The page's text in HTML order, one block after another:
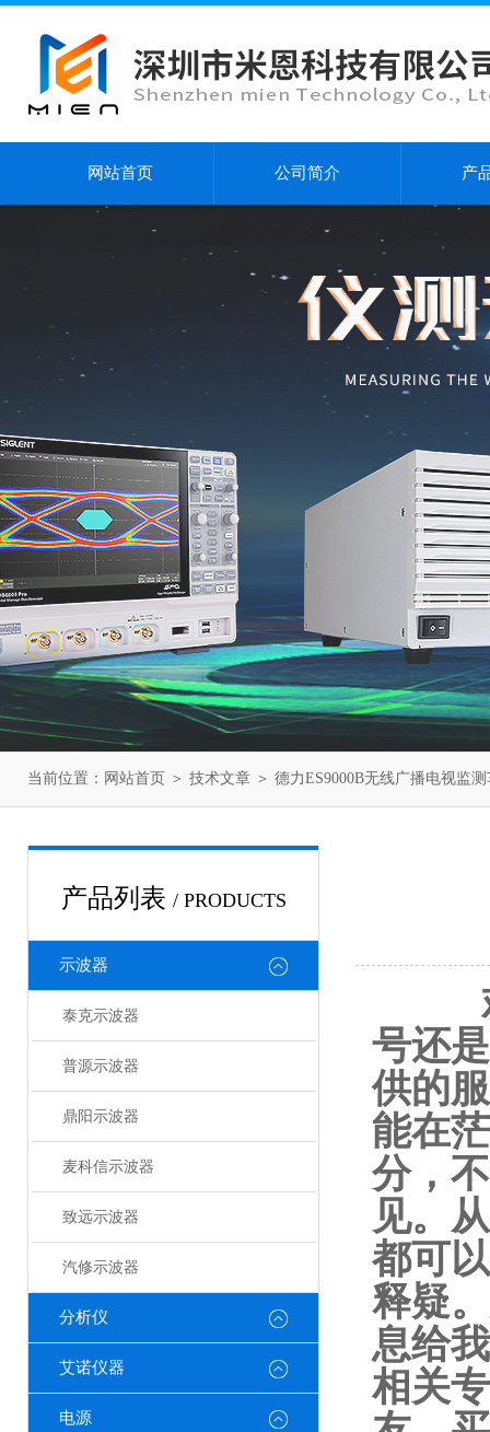
网站首页 公司简介 产
当前位置： 网站首页 ＞ 技术文章 ＞ 德力ES9000B无线广播电视监
产品列表 / PRODUCTS
示波器
泰克示波器
普源示波器
鼎阳示波器
麦科信示波器
致远示波器
汽修示波器
分析仪
艾诺仪器
电源
欢
号还
供的
能在
分，
见。
都可
释疑
息给
相关